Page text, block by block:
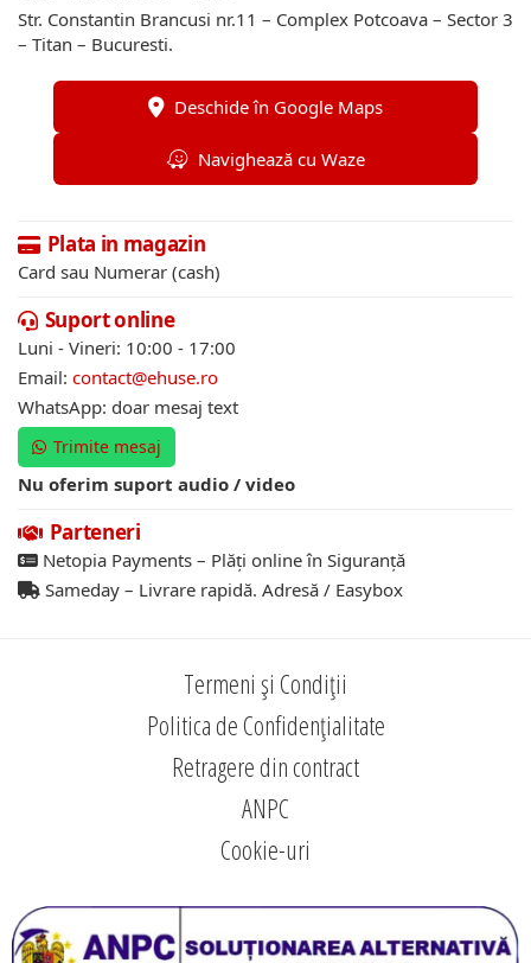
Str. Constantin Brancusi nr.11 – Complex Potcoava – Sector 3
– Titan – Bucuresti.
Deschide în Google Maps
Navighează cu Waze
Plata in magazin
Card sau Numerar (cash)
Suport online
Luni - Vineri: 10:00 - 17:00
Email: contact@ehuse.ro
WhatsApp: doar mesaj text
Trimite mesaj
Nu oferim suport audio / video
Parteneri
Netopia Payments – Plăți online în Siguranță
Sameday – Livrare rapidă. Adresă / Easybox
Termeni și Condiții
Politica de Confidențialitate
Retragere din contract
ANPC
Cookie-uri